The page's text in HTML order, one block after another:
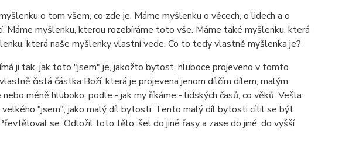
o tom všem, co zde je. Máme myšlenku o věcech, o lidech a o
Máme myšlenku, kterou rozebíráme toto vše. Máme také myšlenku, která
která naše myšlenky vlastní vede. Co to tedy vlastně myšlenka je?
ji tak, jak toto "jsem" je, jakožto bytost, hluboce projeveno v tomto
čistá částka Boží, která je projevena jenom dílčím dílem, malým
méně hluboko, podle - jak my říkáme - lidských časů, co věků. Vešla
"jsem", jako malý díl bytosti. Tento malý díl bytosti cítil se být
se. Odložil toto tělo, šel do jiné řasy a zase do jiné, do vyšší